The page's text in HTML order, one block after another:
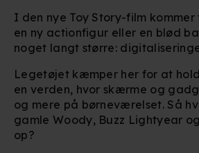
I den nye Toy Story-film
en ny actionfigur eller en blød
noget langt større:
Legetøjet kæmper her for at
en verden, hvor skærme og
og mere på børneværelset. Så
gamle Woody, Buzz Lightyear
op?